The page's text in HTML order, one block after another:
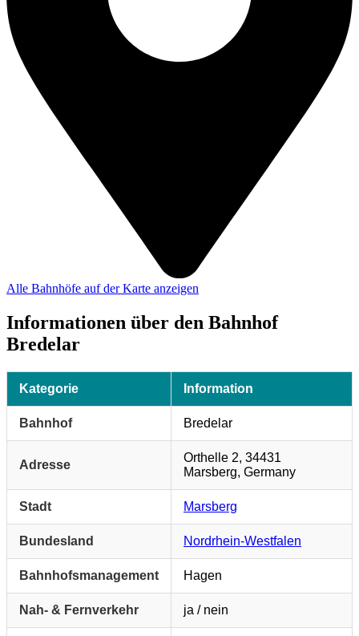
Alle Bahnhöfe auf der Karte anzeigen
Informationen über den Bahnhof
Bredelar
Kategorie Information
Bahnhof Bredelar
Adresse
Orthelle 2, 34431
Marsberg, Germany
Stadt Marsberg
Bundesland Nordrhein-Westfalen
Bahnhofsmanagement Hagen
Nah- & Fernverkehr ja / nein